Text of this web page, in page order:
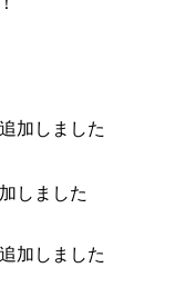
しました